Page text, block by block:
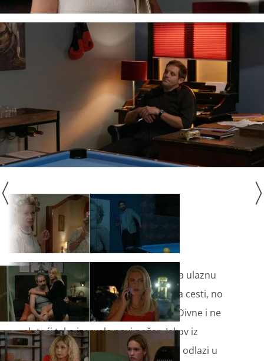
Ivanu peče savjest što je promijenila ulaznu
bravu i tako ostavila Marinu i Leu na cesti, no
njih dvije su pronašle utočište kod Divne i ne
sluteći tako izazvale novi požar. Jakov iz
revoltiran njihovim dolaskom, pijan odlazi u